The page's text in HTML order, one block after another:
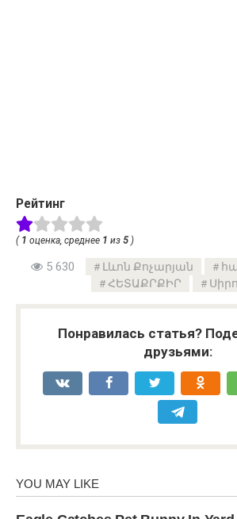
Рейтинг
( 1 оценка, среднее 1 из 5 )
5 630 Լևոն Քոչարյան
ՀԵՏԱՔՐՔԻՐ
Понравилась статья?
друзьями: